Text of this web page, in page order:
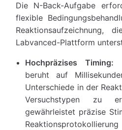
Die N-Back-Aufgabe
flexible
Reaktionsaufzeichnung,
Labvanced-Plattform
Hochpräzises Timing:
beruht auf
Unterschiede in der
Versuchstypen zu
gewährleistet präzise